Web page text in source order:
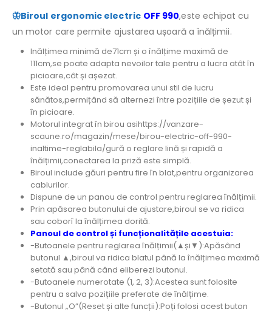
🦋Biroul ergonomic electric OFF 990,este echipat cu
un motor care permite ajustarea ușoară a înălțimii.
Inălțimea minimă de71cm și o înălțime maximă de
111cm,se poate adapta nevoilor tale pentru a lucra atât în
picioare,cât și așezat.
Este ideal pentru promovarea unui stil de lucru
sănătos,permițând să alternezi între pozițiile de șezut și
în picioare.
Motorul integrat în birou asihttps://vanzare-
scaune.ro/magazin/mese/birou-electric-off-990-
inaltime-reglabila/gură o reglare lină și rapidă a
înălțimii,conectarea la priză este simplă.
Biroul include găuri pentru fire în blat,pentru organizarea
cablurilor.
Dispune de un panou de control pentru reglarea înălțimii.
Prin apăsarea butonului de ajustare,biroul se va ridica
sau coborî la înălțimea dorită.
Panoul de control și funcționalitățile acestuia:
-Butoanele pentru reglarea înălțimii(▲și▼):Apăsând
butonul ▲,biroul va ridica blatul până la înălțimea maximă
setată sau până când eliberezi butonul.
-Butoanele numerotate (1, 2, 3):Acestea sunt folosite
pentru a salva pozițiile preferate de înălțime.
-Butonul „O”(Reset și alte funcții):Poți folosi acest buton